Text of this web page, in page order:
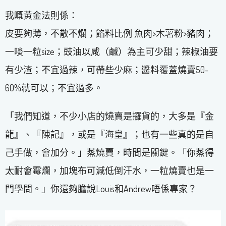
我嘅黃金法則係：
皮要夠薄，不散不爛；餡料比例 魚肉>木薯粉>豬肉；
一啖一粒size；豉油以咸（鹹）為主可少甜；辣椒油要
有少渣；不宜過辣，可帶些少麻；醬料覆蓋燒賣50-
60%就可以；不宜過多。
「我們知道，不少小店的燒賣是攞貨的，大多是『金
龍』、『陳記』，或是『海皇』；也有一些真的是自
己手做，會加分。」蒸燒賣，時間是關鍵。「你蒸得
太耐會霉爛，加塊布可減低倒汗水，一粒燒賣也是一
門學問。」你還夠膽說Louis和Andrew唔係專家？